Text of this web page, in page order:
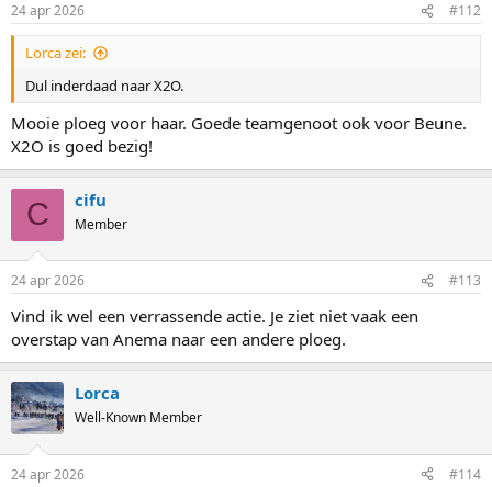
s
:
24 apr 2026 #112
Lorca zei:
Dul inderdaad naar X2O.
Mooie ploeg voor haar. Goede teamgenoot ook voor Beune.
X2O is goed bezig!
C cifu
Member
24 apr 2026 #113
Vind ik wel een verrassende actie. Je ziet niet vaak een
overstap van Anema naar een andere ploeg.
Lorca
Well-Known Member
24 apr 2026 #114